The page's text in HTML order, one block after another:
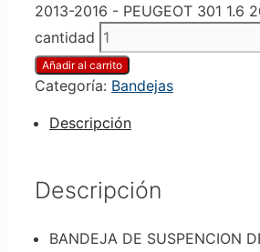
2013-2016 - PEUGEOT 301 1.6
cantidad
Añadir al carrito
Categoría: Bandejas
Descripción
Descripción
BANDEJA DE SUSPENCION